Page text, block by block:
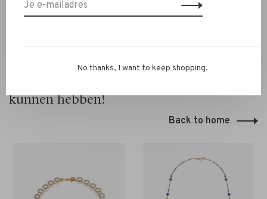
kunnen hebben!
Back to home
No thanks, I want to keep shopping.